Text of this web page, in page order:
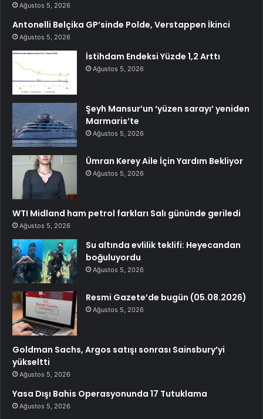
Ağustos 5, 2026
Antonelli Belçika GP’sinde Polde, Verstappen İkinci
Ağustos 5, 2026
İstihdam Endeksi Yüzde 1,2 Arttı
Ağustos 5, 2026
Şeyh Mansur’un ‘yüzen sarayı’ yeniden
Marmaris’te
Ağustos 5, 2026
Ümran Kerey Aile İçin Yardım Bekliyor
Ağustos 5, 2026
WTI Midland ham petrol farkları Salı gününde geriledi
Ağustos 5, 2026
Su altında evlilik teklifi: Heyecandan
boğuluyordu
Ağustos 5, 2026
Resmi Gazete’de bugün (05.08.2026)
Ağustos 5, 2026
Goldman Sachs, Argos satışı sonrası Sainsbury’yi
yükseltti
Ağustos 5, 2026
Yasa Dışı Bahis Operasyonunda 17 Tutuklama
Ağustos 5, 2026